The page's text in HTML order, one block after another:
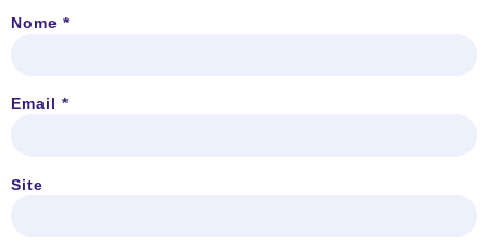
Nome *
Email *
Site